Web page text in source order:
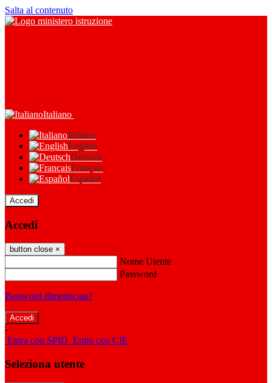
Salta al contenuto
Italiano
Italiano
English
Deutsch
Français
Español
Accedi
Accedi
button close ×
Nome Utente
Password
Password dimenticata?
-
Entra con SPID Entra con CIE
Seleziona utente